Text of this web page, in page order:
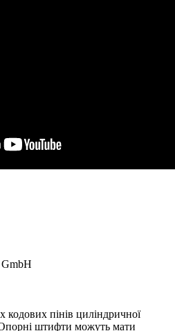
кодових пінів циліндричної
штифти можуть мати